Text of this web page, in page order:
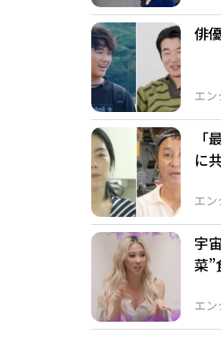
エン
俳
エン
に
エン
宇
菜”